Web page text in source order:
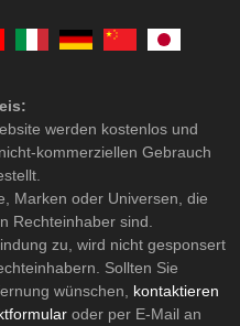
werden kostenlos und
kommerziellen Gebrauch
Marken oder Universen, die
Rechteinhaber sind.
zu, wird nicht gesponsert
Sollten Sie
wünschen, kontaktieren
oder per E-Mail an